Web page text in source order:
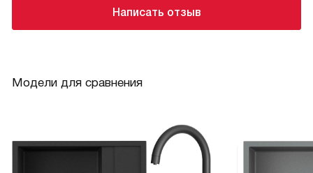
Написать отзыв
Модели для сравнения